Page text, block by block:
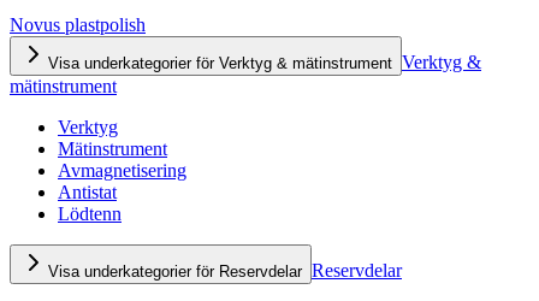
Novus plastpolish
Visa underkategorier för Verktyg & mätinstrument Verktyg &
mätinstrument
Verktyg
Mätinstrument
Avmagnetisering
Antistat
Lödtenn
Visa underkategorier för Reservdelar Reservdelar